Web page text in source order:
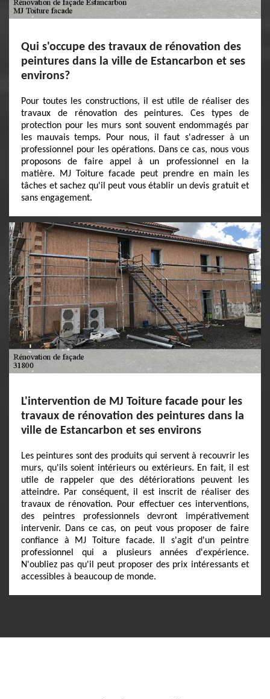
Qui s'occupe des travaux de rénovation des
peintures dans la ville de Estancarbon et ses
environs?
Pour toutes les constructions, il est utile de réaliser des
travaux de rénovation des peintures. Ces types de
protection pour les murs sont souvent endommagés par
les mauvais temps. Pour nous, il faut s'adresser à un
professionnel pour les opérations. Dans ce cas, nous vous
proposons de faire appel à un professionnel en la
matière. MJ Toiture facade peut prendre en main les
tâches et sachez qu'il peut vous établir un devis gratuit et
sans engagement.
L'intervention de MJ Toiture facade pour les
travaux de rénovation des peintures dans la
ville de Estancarbon et ses environs
Les peintures sont des produits qui servent à recouvrir les
murs, qu'ils soient intérieurs ou extérieurs. En fait, il est
utile de rappeler que des détériorations peuvent les
atteindre. Par conséquent, il est inscrit de réaliser des
travaux de rénovation. Pour effectuer ces interventions,
des peintres professionnels devront impérativement
intervenir. Dans ce cas, on peut vous proposer de faire
confiance à MJ Toiture facade. Il s'agit d'un peintre
professionnel qui a plusieurs années d'expérience.
N'oubliez pas qu'il peut proposer des prix intéressants et
accessibles à beaucoup de monde.